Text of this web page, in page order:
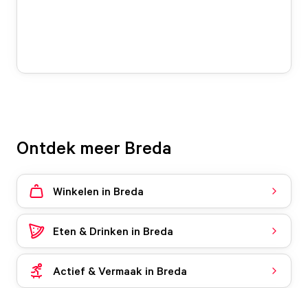
Ontdek meer Breda
Winkelen in Breda
Eten & Drinken in Breda
Actief & Vermaak in Breda